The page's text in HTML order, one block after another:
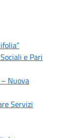
e Pari
Nuova
Servizi